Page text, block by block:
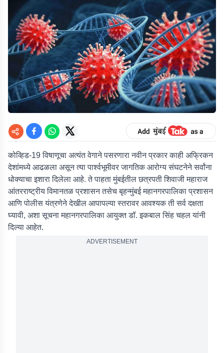
कोव्हिड-19 विषाणूचा अत्यंत वेगाने पसरणारा नवीन प्रकार काही अफ्रिकन
देशांमध्ये आढळला असून त्या पार्श्वभूमीवर जागतिक आरोग्य संघटनेने सर्वांना
धोक्याचा इशारा दिलेला आहे. ते पाहता मुंबईतील छत्रपती शिवाजी महाराज
आंतरराष्ट्रीय विमानतळ प्रशासन तसेच बृहन्मुंबई महानगरपालिका प्रशासन
आणि पोलीस यंत्रणेने देखील आपापल्या स्तरावर आवश्यक ती सर्व दक्षता
घ्यावी, अशा सूचना महानगरपालिका आयुक्त डॉ. इकबाल सिंह चहल यांनी
दिल्या आहेत.
ADVERTISEMENT